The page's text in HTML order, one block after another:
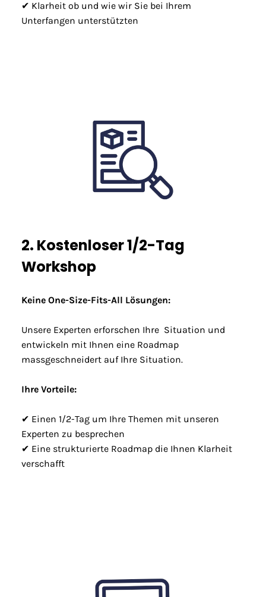
✔ Klarheit ob und wie wir Sie bei Ihrem
Unterfangen unterstützten
2. Kostenloser 1/2-Tag
Workshop
Keine One-Size-Fits-All Lösungen:
Unsere Experten erforschen Ihre Situation und
entwickeln mit Ihnen eine Roadmap
massgeschneidert auf Ihre Situation.
Ihre Vorteile:
✔ Einen 1/2-Tag um Ihre Themen mit unseren
Experten zu besprechen
✔ Eine strukturierte Roadmap die Ihnen Klarheit
verschafft